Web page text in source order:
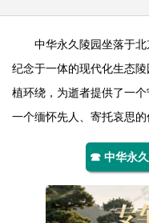
中华永久陵园坐落于
纪念于一体的现代化生态
植环绕，为逝者提供了一
一个缅怀先人、寄托哀思的
☎ 中华永